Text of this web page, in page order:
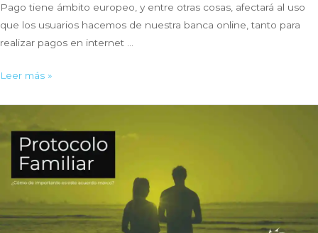
Pago tiene ámbito europeo, y entre otras cosas, afectará al uso
que los usuarios hacemos de nuestra banca online, tanto para
realizar pagos en internet …
PSD2:
Directiva
Servicios
de
Pago
Leer más »